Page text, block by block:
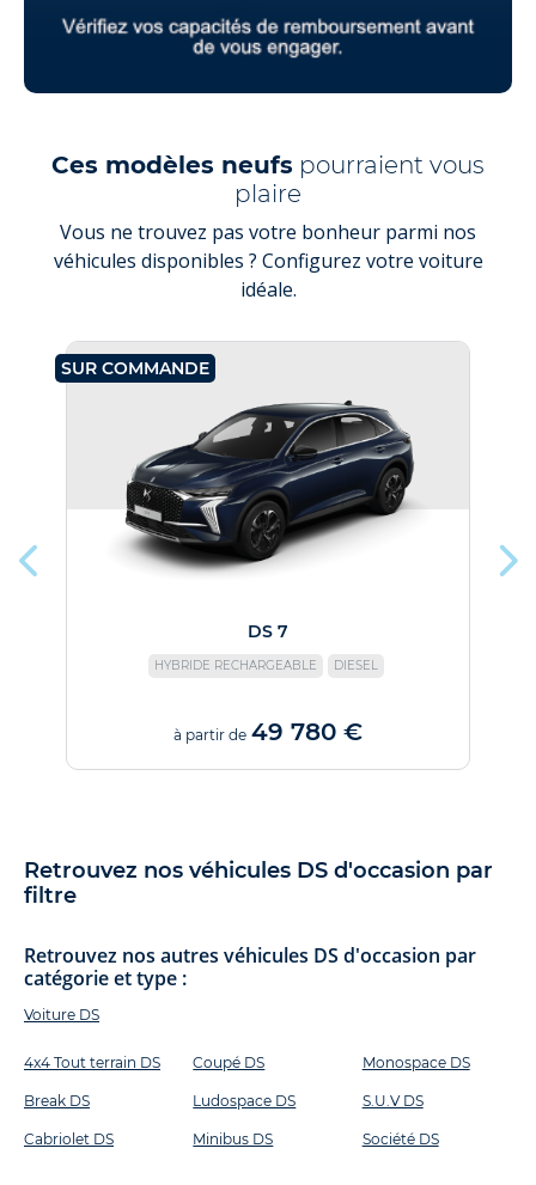
Ces modèles neufs pourraient vous
plaire
Vous ne trouvez pas votre bonheur parmi nos
véhicules disponibles ? Configurez votre voiture
idéale.
SUR COMMANDE
DS 7
HYBRIDE RECHARGEABLE DIESEL
à partir de 49 780 €
Retrouvez nos véhicules DS d'occasion par
filtre
Retrouvez nos autres véhicules DS d'occasion par
catégorie et type :
Voiture DS
4x4 Tout terrain DS
Break DS
Cabriolet DS
Coupé DS
Ludospace DS
Minibus DS
Monospace DS
S.U.V DS
Société DS